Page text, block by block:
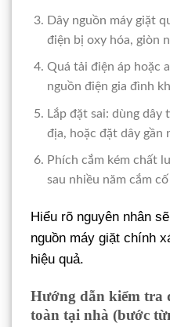
Dây nguồn máy giặt
điện bị oxy hóa, giòn
Quá tải điện áp hoặc
nguồn điện gia đình
Lắp đặt sai: dùng
địa, hoặc đặt dây gần
Phích cắm kém chất
sau nhiều năm cắm
Hiểu rõ nguyên nhân
nguồn máy giặt chính
hiệu quả.
Hướng dẫn kiểm tra
toàn tại nhà (bước